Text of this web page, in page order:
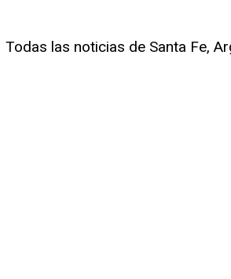
Todas las noticias de Santa Fe,